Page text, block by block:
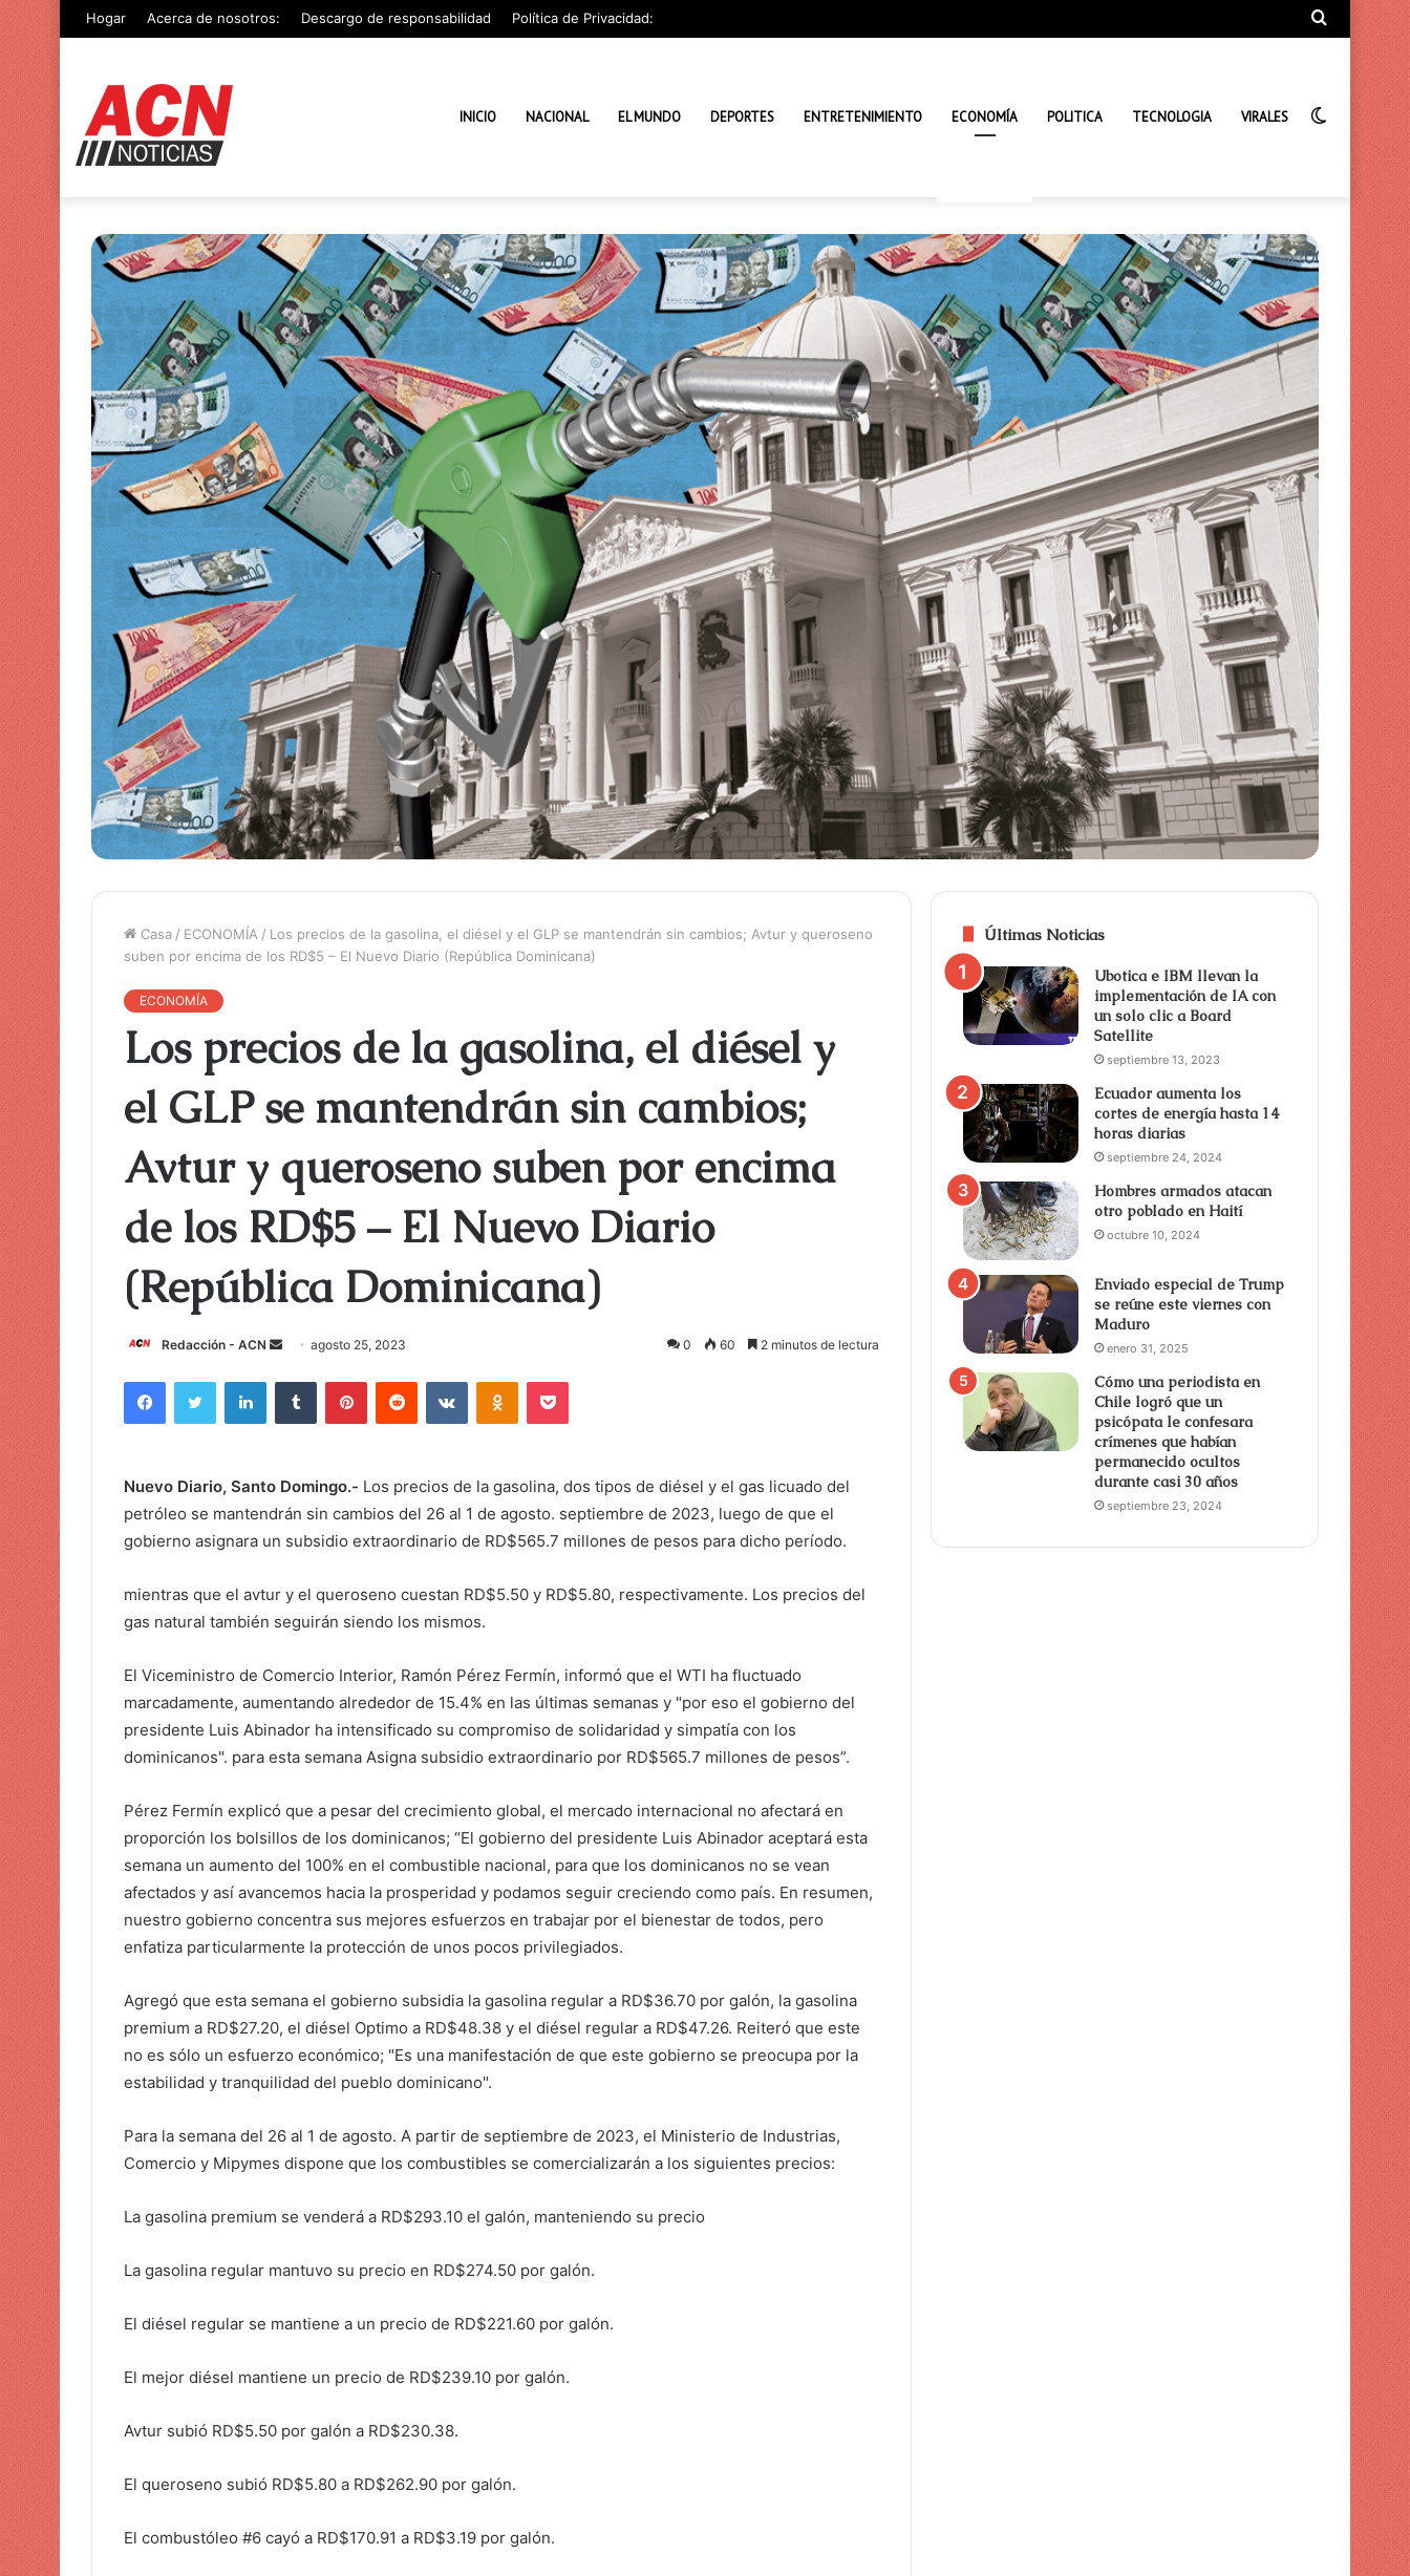
Hogar Acerca de nosotros: Descargo de responsabilidad Política de Privacidad:
Búsqueda
INICIO NACIONAL EL MUNDO DEPORTES ENTRETENIMIENTO ECONOMÍA POLITICA TECNOLOGIA VIRALES
Casa / ECONOMÍA / Los precios de la gasolina, el diésel y el GLP se mantendrán sin cambios; Avtur y queroseno
suben por encima de los RD$5 – El Nuevo Diario (República Dominicana)
ECONOMÍA
Los precios de la gasolina, el diésel y
el GLP se mantendrán sin cambios;
Avtur y queroseno suben por encima
de los RD$5 – El Nuevo Diario
(República Dominicana)
Redacción - ACN
u
n
c
r
r
o
e
ó
n
i
c
o
agosto 25, 2023 0 60 2 minutos de lectura
Nuevo Diario, Santo Domingo.- Los precios de la gasolina, dos tipos de diésel y el gas licuado del
petróleo se mantendrán sin cambios del 26 al 1 de agosto. septiembre de 2023, luego de que el
gobierno asignara un subsidio extraordinario de RD$565.7 millones de pesos para dicho período.
mientras que el avtur y el queroseno cuestan RD$5.50 y RD$5.80, respectivamente. Los precios del
gas natural también seguirán siendo los mismos.
El Viceministro de Comercio Interior, Ramón Pérez Fermín, informó que el WTI ha fluctuado
marcadamente, aumentando alrededor de 15.4% en las últimas semanas y "por eso el gobierno del
presidente Luis Abinador ha intensificado su compromiso de solidaridad y simpatía con los
dominicanos". para esta semana Asigna subsidio extraordinario por RD$565.7 millones de pesos”.
Pérez Fermín explicó que a pesar del crecimiento global, el mercado internacional no afectará en
proporción los bolsillos de los dominicanos; “El gobierno del presidente Luis Abinador aceptará esta
semana un aumento del 100% en el combustible nacional, para que los dominicanos no se vean
afectados y así avancemos hacia la prosperidad y podamos seguir creciendo como país. En resumen,
nuestro gobierno concentra sus mejores esfuerzos en trabajar por el bienestar de todos, pero
enfatiza particularmente la protección de unos pocos privilegiados.
Agregó que esta semana el gobierno subsidia la gasolina regular a RD$36.70 por galón, la gasolina
premium a RD$27.20, el diésel Optimo a RD$48.38 y el diésel regular a RD$47.26. Reiteró que este
no es sólo un esfuerzo económico; "Es una manifestación de que este gobierno se preocupa por la
estabilidad y tranquilidad del pueblo dominicano".
Para la semana del 26 al 1 de agosto. A partir de septiembre de 2023, el Ministerio de Industrias,
Comercio y Mipymes dispone que los combustibles se comercializarán a los siguientes precios:
La gasolina premium se venderá a RD$293.10 el galón, manteniendo su precio
La gasolina regular mantuvo su precio en RD$274.50 por galón.
El diésel regular se mantiene a un precio de RD$221.60 por galón.
El mejor diésel mantiene un precio de RD$239.10 por galón.
Avtur subió RD$5.50 por galón a RD$230.38.
El queroseno subió RD$5.80 a RD$262.90 por galón.
El combustóleo #6 cayó a RD$170.91 a RD$3.19 por galón.
Últimas Noticias
Ubotica e IBM llevan la
implementación de IA con
un solo clic a Board
Satellite
septiembre 13, 2023
Ecuador aumenta los
cortes de energía hasta 14
horas diarias
septiembre 24, 2024
Hombres armados atacan
otro poblado en Haití
octubre 10, 2024
Enviado especial de Trump
se reúne este viernes con
Maduro
enero 31, 2025
Cómo una periodista en
Chile logró que un
psicópata le confesara
crímenes que habían
permanecido ocultos
durante casi 30 años
septiembre 23, 2024